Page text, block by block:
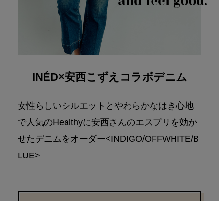
INÉD×安西こずえコラボデニム
女性らしいシルエットとやわらかなはき心地
で人気のHealthyに安西さんのエスプリを効か
せたデニムをオーダー<INDIGO/OFFWHITE/B
LUE>